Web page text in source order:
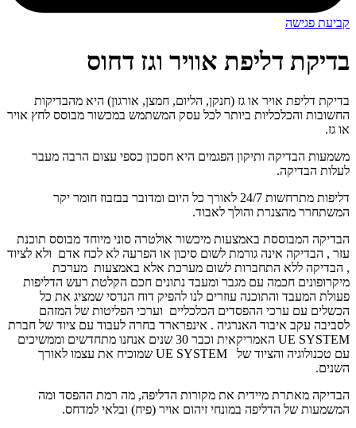
קביעת פגישה
בדיקת דליפת אוויר וגז דחוס
בדיקת דליפת אויר או גז (חנקן, הליום, חמצן, אורגון) היא מהבדיקות
החשובות והכלכליות ביותר לכל עסק המשתמש במכשור מבוסס לחץ אויר
או גז.
משמעות הבדיקה ותיקון הפגמים היא חסכון כספי עצום הרבה מעבר
לעלות הבדיקה.
דליפות מתרחשות 24/7 לאורך כל היום ומדובר בבזבוז חומר יקר
המשתחרר מהצנרת והולך לאבוד.
הבדיקה המבוססת באמצעות מיכשור אולטרה סוני מיוחד מבוסס תוכנת
עזר , הבדיקה אינה גורמת לשום סיכון או הפרעה לא לכח אדם ולא לציוד
, הבדיקה ללא התחברות לשום מערכת אלא באמצעות מערכת
מיקרופונים חכמה עם מגבר ומעבד נתונים חכם הקלטת רעש הדליפות
פעולת המעבד והתוכנה עוזרים לנו להפיק דוח הנדסי שמציג את כל
הכשלים עם ערכי ההפסדים הכלכליים וערכי הפליטות של המזהם
לסביבה עקב איבוד האנרגיה . אינפרארד בחרה לעבוד עם ציוד של חברת
UE SYSTEM האמריקאית וכבר 30 שנים אנחנו מתחדשים וממשיכים
עם טכנולוגיה והציוד של UE SYSTEM שמוכיח את עצמו לאורך
השנים.
הבדיקה מאתרת מיידית את מקורות הדליפה, מה רמת ההפסד ומה
המשמעות של הדליפה במונחי זיהום אויר (פיח) ובלאי למדחס.